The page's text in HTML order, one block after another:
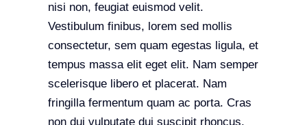
nisi non, feugiat euismod velit.
Vestibulum finibus, lorem sed mollis
consectetur, sem quam egestas ligula, et
tempus massa elit eget elit. Nam semper
scelerisque libero et placerat. Nam
fringilla fermentum quam ac porta. Cras
non dui vulputate dui suscipit rhoncus.